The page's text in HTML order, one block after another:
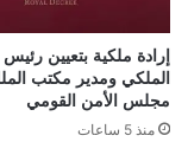
إرادة ملكية بتعيين رئيس
الملكي ومدير مكتب
مجلس الأمن القومي
منذ 5 ساعات